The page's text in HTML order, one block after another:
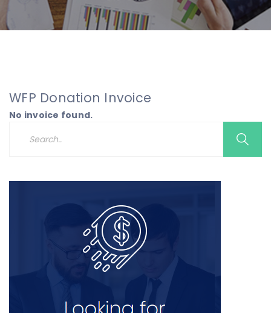
WFP Donation Invoice
No invoice found.